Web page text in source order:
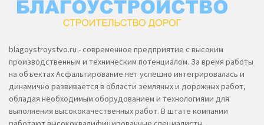
blagoystroystvo.ru - современное предприятие с высоким
производственным и техническим потенциалом. За время работы
на объектах Асфальтирование.нет успешно интегрировалась и
динамично развивается в области земляных и дорожных работ,
обладая необходимым оборудованием и технологиями для
выполнения высококачественных работ. В штате компании